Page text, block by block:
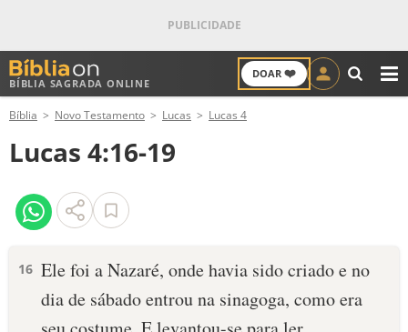
BÍBLIA SAGRADA ONLINE
DOAR ❤️
ANTIGO TESTAMENTO
NOVO TESTAMENTO
VERSÍCULOS
PALAVRA DO DIA
Bíblia Novo Testamento Lucas Lucas 4
Lucas 4:16-19
16 Ele foi a Nazaré, onde havia sido criado e no
dia de sábado entrou na sinagoga, como era